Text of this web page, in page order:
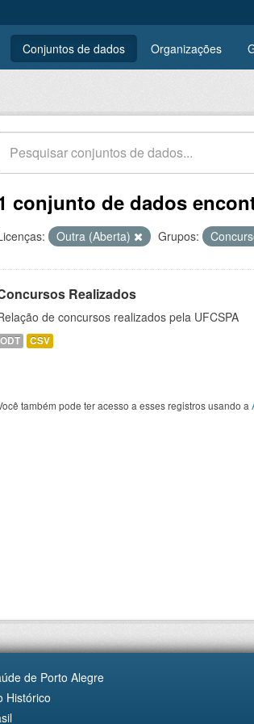
Conjuntos de dados Organizações
conjunto de dados
Outra (Aberta) Grupos:
Realizados
de concursos realizados pela UFCSPA
ODT CSV
também pode ter acesso a esses registros usando a
de Porto Alegre
Histórico